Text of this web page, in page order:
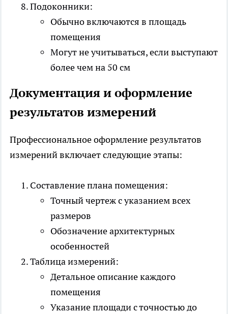
Подоконники:
Обычно включаются в площадь
помещения
Могут не учитываться, если выступают
более чем на 50 см
Документация и оформление
результатов измерений
Профессиональное оформление результатов
измерений включает следующие этапы:
Составление плана помещения:
Точный чертеж с указанием всех
размеров
Обозначение архитектурных
особенностей
Таблица измерений:
Детальное описание каждого
помещения
Указание площади с точностью до